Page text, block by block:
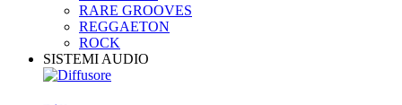
RARE GROOVES
REGGAETON
ROCK
SISTEMI AUDIO